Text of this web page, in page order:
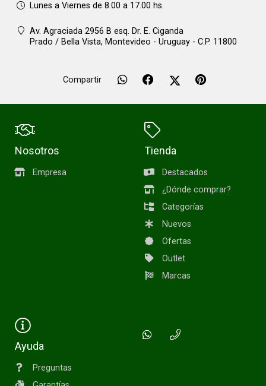
Lunes a Viernes de 8.00 a 17.00 hs.
Av. Agraciada 2956 B esq. Dr. E. Ciganda
Prado / Bella Vista, Montevideo - Uruguay - C.P. 11800
Compartir
Nosotros
Empresa
Tienda
Destacados
¿Dónde comprar?
Categorías
Nuevos
Ofertas
Outlet
Marcas
Ayuda
Preguntas